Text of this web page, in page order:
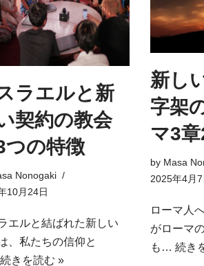
ラエルと新
契約の教会
つの特徴
Nonogaki
10月24日
エルと結ばれた新しい
、私たちの信仰と
続きを読む »
新し
字架
マ3
by Masa
2025年4月7
ローマ人
がローマ
も… 続き